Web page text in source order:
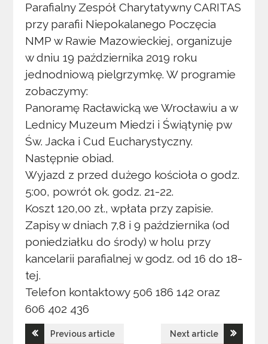
Parafialny Zespół Charytatywny CARITAS
przy parafii Niepokalanego Poczęcia
NMP w Rawie Mazowieckiej, organizuje
w dniu 19 października 2019 roku
jednodniową pielgrzymkę. W programie
zobaczymy:
Panoramę Racławicką we Wrocławiu a w
Lednicy Muzeum Miedzi i Świątynię pw
Św. Jacka i Cud Eucharystyczny.
Następnie obiad.
Wyjazd z przed dużego kościoła o godz.
5:00, powrót ok. godz. 21-22.
Koszt 120,00 zł., wpłata przy zapisie.
Zapisy w dniach 7,8 i 9 października (od
poniedziałku do środy) w holu przy
kancelarii parafialnej w godz. od 16 do 18-
tej.
Telefon kontaktowy 506 186 142 oraz
606 402 436
Nawigacja
Previous article Next article